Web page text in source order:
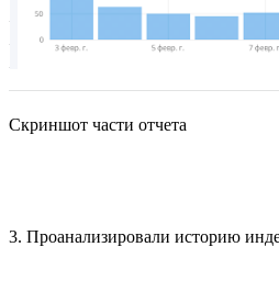
Скриншот части отчета
3. Проанализировали историю